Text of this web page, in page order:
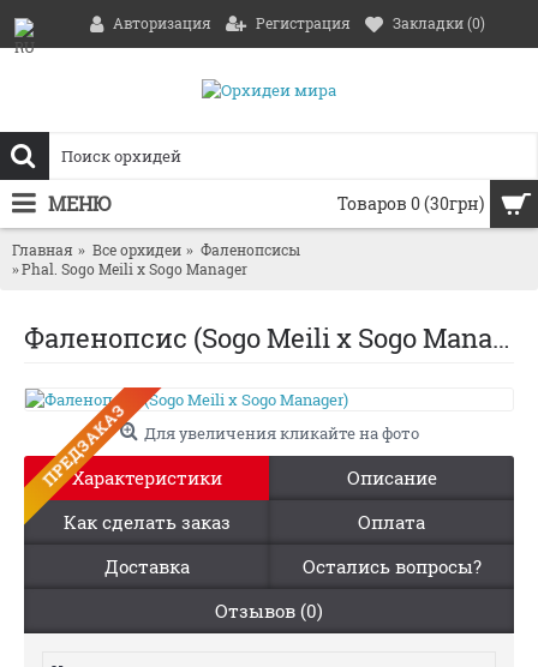
Авторизация Регистрация Закладки (0)
Товаров 0 (30грн)
МЕНЮ
Главная Все орхидеи
Фаленопсисы
Phal. Sogo Meili x Sogo Manager
Фаленопсис (Sogo Meili x Sogo Manager)
ПРЕДЗАКАЗ Для увеличения кликайте на фото
Характеристики
Описание
Как сделать заказ
Оплата
Доставка
Остались вопросы?
Отзывов (0)